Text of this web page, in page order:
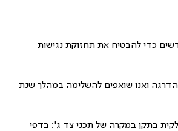
נבדק כל 6 חודשים כדי להבטיח את תחזוקת נגישות
ואנו שואפים להשלימה במהלך שנת
בתקן במקרה של תכני צד ג': בדפי